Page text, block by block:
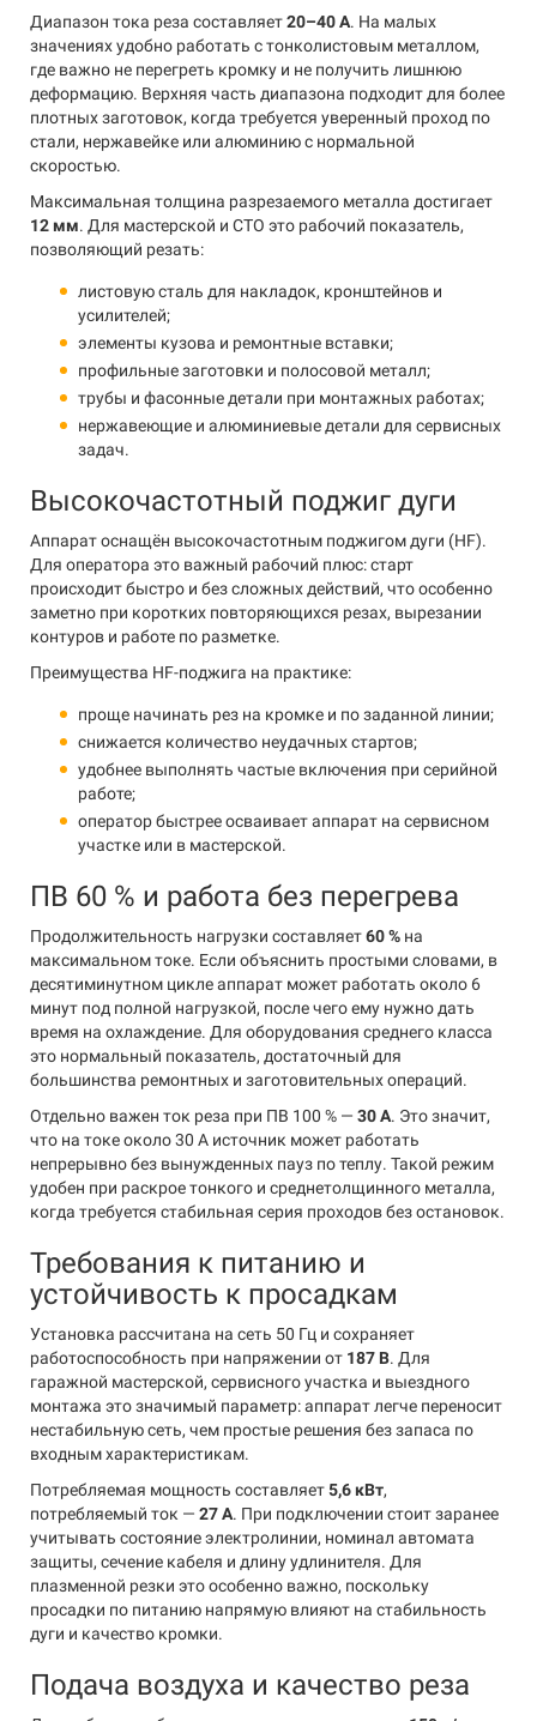
Диапазон тока реза составляет20–40 А. На малых
значениях удобно работать с тонколистовым металлом,
где важно не перегреть кромку и не получить лишнюю
деформацию. Верхняя часть диапазона подходит для более
плотных заготовок, когда требуется уверенный проход по
стали, нержавейке или алюминию с нормальной
скоростью.
Максимальная толщина разрезаемого металла достигает
12 мм. Для мастерской и СТО это рабочий показатель,
позволяющий резать:
листовую сталь для накладок, кронштейнов и
усилителей;
элементы кузова и ремонтные вставки;
профильные заготовки и полосовой металл;
трубы и фасонные детали при монтажных работах;
нержавеющие и алюминиевые детали для сервисных
задач.
Высокочастотный поджиг дуги
Аппарат оснащён высокочастотным поджигом дуги (HF).
Для оператора это важный рабочий плюс: старт
происходит быстро и без сложных действий, что особенно
заметно при коротких повторяющихся резах, вырезании
контуров и работе по разметке.
Преимущества HF-поджига на практике:
проще начинать рез на кромке и по заданной линии;
снижается количество неудачных стартов;
удобнее выполнять частые включения при серийной
работе;
оператор быстрее осваивает аппарат на сервисном
участке или в мастерской.
ПВ 60 % и работа без перегрева
Продолжительность нагрузки составляет60 % на
максимальном токе. Если объяснить простыми словами, в
десятиминутном цикле аппарат может работать около 6
минут под полной нагрузкой, после чего ему нужно дать
время на охлаждение. Для оборудования среднего класса
это нормальный показатель, достаточный для
большинства ремонтных и заготовительных операций.
Отдельно важен ток реза при ПВ 100 % — 30 А. Это значит,
что на токе около 30 А источник может работать
непрерывно без вынужденных пауз по теплу. Такой режим
удобен при раскрое тонкого и среднетолщинного металла,
когда требуется стабильная серия проходов без остановок.
Требования к питанию и
устойчивость к просадкам
Установка рассчитана на сеть 50 Гц и сохраняет
работоспособность при напряжении от 187 В. Для
гаражной мастерской, сервисного участка и выездного
монтажа это значимый параметр: аппарат легче переносит
нестабильную сеть, чем простые решения без запаса по
входным характеристикам.
Потребляемая мощность составляет5,6 кВт,
потребляемый ток — 27 А. При подключении стоит заранее
учитывать состояние электролинии, номинал автомата
защиты, сечение кабеля и длину удлинителя. Для
плазменной резки это особенно важно, поскольку
просадки по питанию напрямую влияют на стабильность
дуги и качество кромки.
Подача воздуха и качество реза